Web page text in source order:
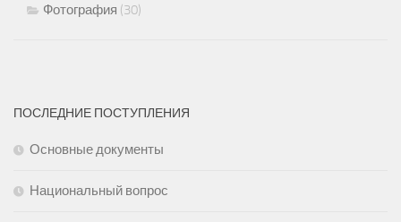
Фотография (30)
ПОСЛЕДНИЕ ПОСТУПЛЕНИЯ
Основные документы
Национальный вопрос